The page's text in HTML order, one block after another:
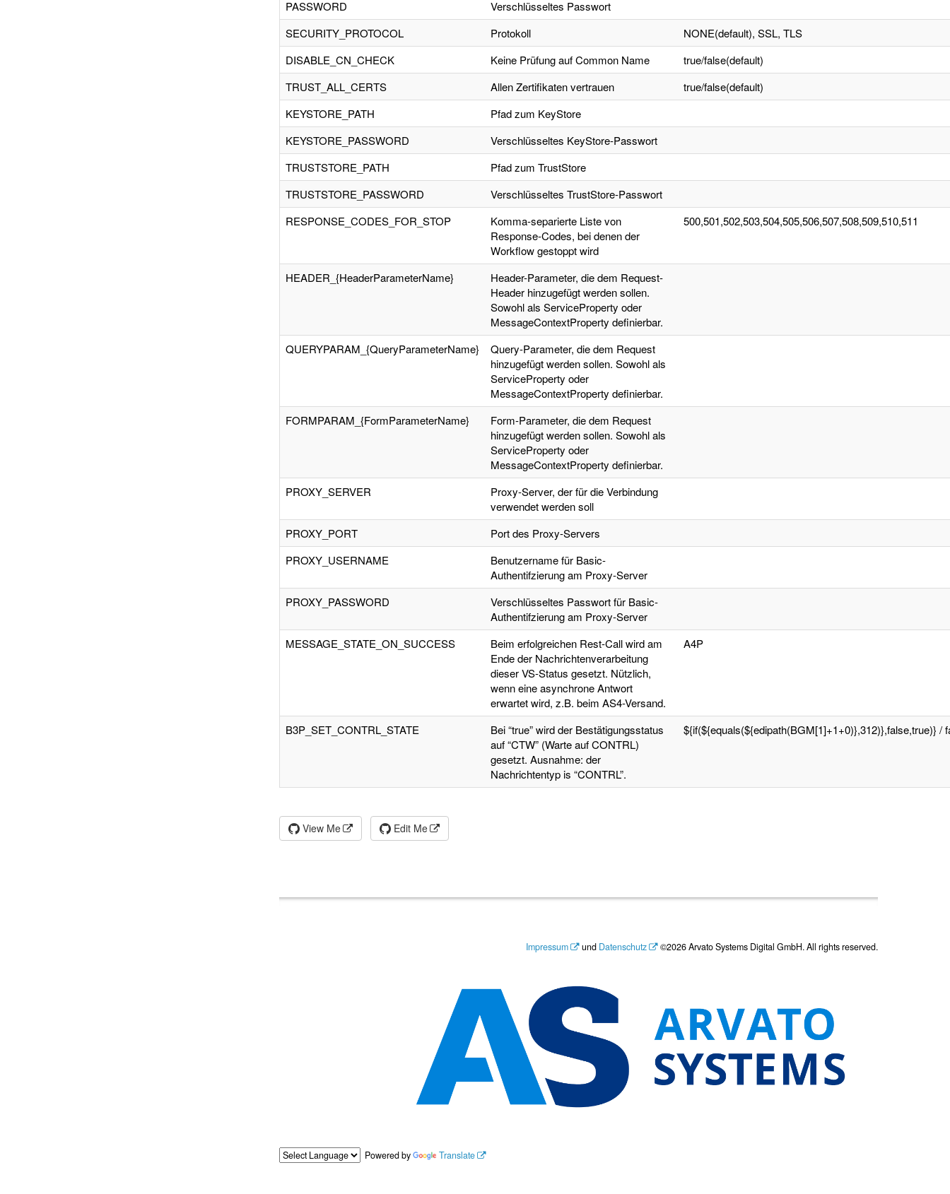
PASSWORD
Verschlüsseltes Passwort
SECURITY_PROTOCOL
Protokoll
NONE(default), SSL, TLS
DISABLE_CN_CHECK
Keine Prüfung auf Common Name
true/false(default)
TRUST_ALL_CERTS
Allen Zertifikaten vertrauen
true/false(default)
KEYSTORE_PATH
Pfad zum KeyStore
KEYSTORE_PASSWORD
Verschlüsseltes KeyStore-Passwort
TRUSTSTORE_PATH
Pfad zum TrustStore
TRUSTSTORE_PASSWORD
Verschlüsseltes TrustStore-Passwort
RESPONSE_CODES_FOR_STOP
Komma-separierte Liste von
Response-Codes, bei denen der
Workflow gestoppt wird
500,501,502,503,504,505,506,507,508,509,510,511
HEADER_{HeaderParameterName}
Header-Parameter, die dem Request-
Header hinzugefügt werden sollen.
Sowohl als ServiceProperty oder
MessageContextProperty definierbar.
QUERYPARAM_{QueryParameterName}
Query-Parameter, die dem Request
hinzugefügt werden sollen. Sowohl als
ServiceProperty oder
MessageContextProperty definierbar.
FORMPARAM_{FormParameterName}
Form-Parameter, die dem Request
hinzugefügt werden sollen. Sowohl als
ServiceProperty oder
MessageContextProperty definierbar.
PROXY_SERVER
Proxy-Server, der für die Verbindung
verwendet werden soll
PROXY_PORT
Port des Proxy-Servers
PROXY_USERNAME
Benutzername für Basic-
Authentifzierung am Proxy-Server
PROXY_PASSWORD
Verschlüsseltes Passwort für Basic-
Authentifzierung am Proxy-Server
MESSAGE_STATE_ON_SUCCESS
Beim erfolgreichen Rest-Call wird am
Ende der Nachrichtenverarbeitung
dieser VS-Status gesetzt. Nützlich,
wenn eine asynchrone Antwort
erwartet wird, z.B. beim AS4-Versand.
A4P
B3P_SET_CONTRL_STATE
Bei “true” wird der Bestätigungsstatus
auf “CTW” (Warte auf CONTRL)
gesetzt. Ausnahme: der
Nachrichtentyp is “CONTRL”.
${if(${equals(${edipath(BGM[1]+1+0)},312)},false,true)} /
View Me Edit Me
Impressum und Datenschutz ©2026 Arvato Systems Digital GmbH. All rights reserved.
Powered by Translate